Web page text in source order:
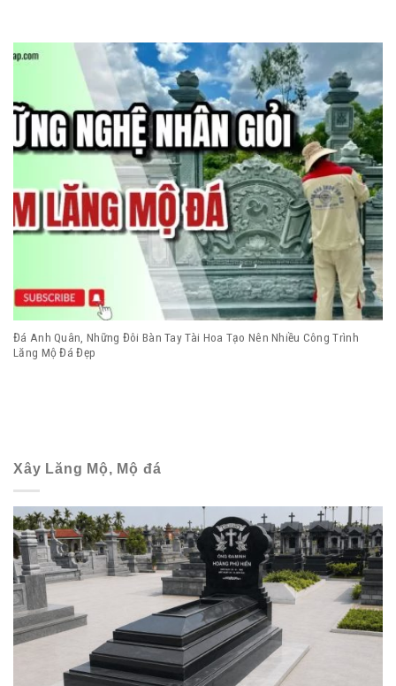
Đá Anh Quân, Những Đôi Bàn Tay Tài Hoa Tạo Nên Nhiều Công Trình
Lăng Mộ Đá Đẹp
Xây Lăng Mộ, Mộ đá